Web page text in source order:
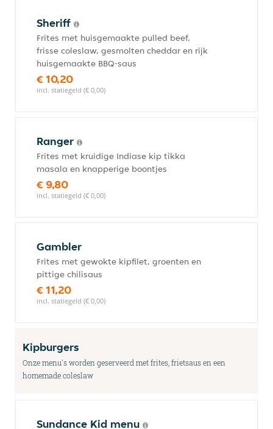
Sheriff
Frites met huisgemaakte pulled beef,
frisse coleslaw, gesmolten cheddar en rijk
huisgemaakte BBQ-saus
€ 10,20
incl. statiegeld (€ 0,00)
Ranger
Frites met kruidige Indiase kip tikka
masala en knapperige boontjes
€ 9,80
incl. statiegeld (€ 0,00)
Gambler
Frites met gewokte kipfilet, groenten en
pittige chilisaus
€ 11,20
incl. statiegeld (€ 0,00)
Kipburgers
Onze menu's worden geserveerd met frites, frietsaus en een
homemade coleslaw
Sundance Kid menu